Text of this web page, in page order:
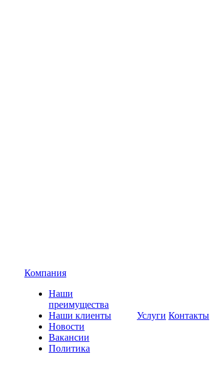
Компания
Наши
преимущества
Наши клиенты
Новости
Вакансии
Политика
Услуги Контакты